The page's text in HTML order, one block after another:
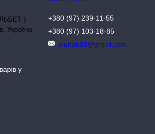
)
Україна
у
+380 (97) 239-11-55
+380 (97) 103-18-85
oiunak88@gmail.com